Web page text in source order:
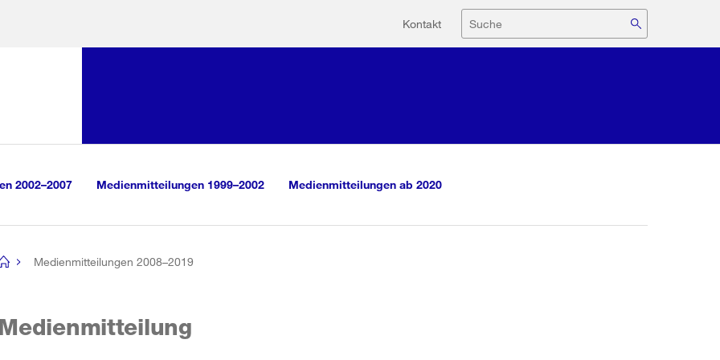
Hilfsnavigation
Kontakt Suche
2002–2007 Medienmitteilungen 1999–2002 Medienmitteilungen ab 2020
Medienmitteilungen 2008–2019